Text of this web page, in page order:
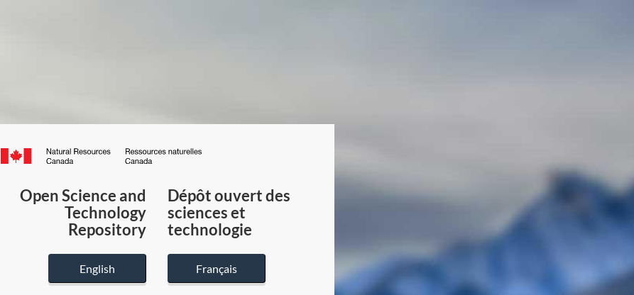
Canada.ca
du
Canada
Open Science and
Technology
Repository
English
Dépôt ouvert des
sciences et
technologie
Français